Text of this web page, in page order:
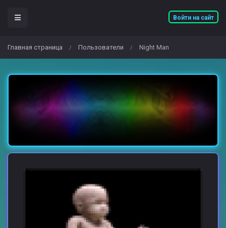
Войти на сайт
Главная страница / Пользователи / Night Man